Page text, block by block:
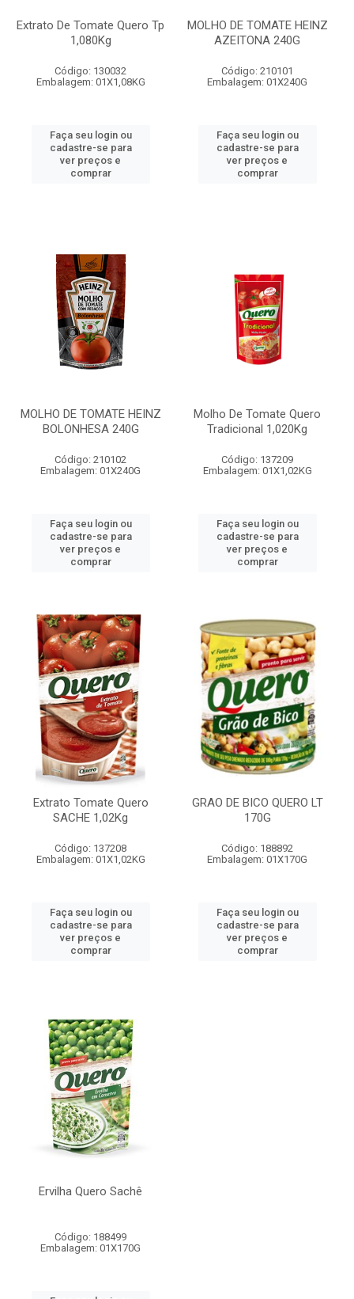
Extrato De Tomate Quero Tp
1,080Kg
Código: 130032
Embalagem: 01X1,08KG
Faça seu login ou
cadastre-se para
ver preços e
comprar
MOLHO DE TOMATE HEINZ
AZEITONA 240G
Código: 210101
Embalagem: 01X240G
Faça seu login ou
cadastre-se para
ver preços e
comprar
MOLHO DE TOMATE HEINZ
BOLONHESA 240G
Código: 210102
Embalagem: 01X240G
Faça seu login ou
cadastre-se para
ver preços e
comprar
Molho De Tomate Quero
Tradicional 1,020Kg
Código: 137209
Embalagem: 01X1,02KG
Faça seu login ou
cadastre-se para
ver preços e
comprar
Extrato Tomate Quero
SACHE 1,02Kg
Código: 137208
Embalagem: 01X1,02KG
Faça seu login ou
cadastre-se para
ver preços e
comprar
GRAO DE BICO QUERO LT
170G
Código: 188892
Embalagem: 01X170G
Faça seu login ou
cadastre-se para
ver preços e
comprar
Ervilha Quero Sachê
Código: 188499
Embalagem: 01X170G